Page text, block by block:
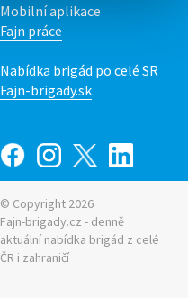
Mobilní aplikace
Fajn práce
Nabídka brigád po celé SR
Fajn-brigady.sk
© Copyright 2026
Fajn-brigady.cz - denně
aktuální nabídka brigád z celé
ČR i zahraničí